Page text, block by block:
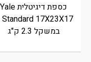
כספת דיגיטלית Yale
במשקל 2.3 ק"ג